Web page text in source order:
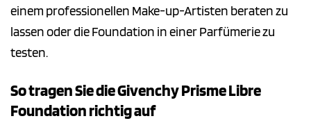
einem professionellen Make-up-Artisten beraten zu
lassen oder die Foundation in einer Parfümerie zu
testen.
So tragen Sie die Givenchy Prisme Libre
Foundation richtig auf